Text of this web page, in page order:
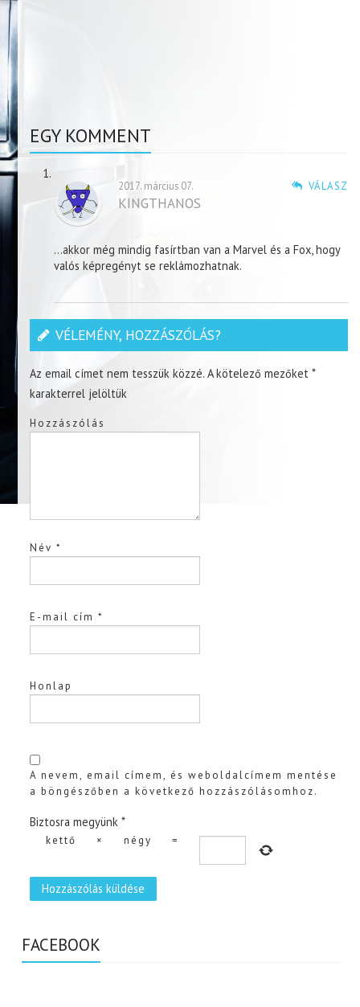
EGY KOMMENT
VÁLASZ
2017. március 07.
KINGTHANOS
…akkor még mindig fasírtban van a Marvel és a Fox, hogy
valós képregényt se reklámozhatnak.
VÉLEMÉNY, HOZZÁSZÓLÁS?
Az email címet nem tesszük közzé. A kötelező mezőket*
karakterrel jelöltük
Hozzászólás
Név*
E-mail cím*
Honlap
A nevem, email címem, és weboldalcímem mentése
a böngészőben a következő hozzászólásomhoz.
Biztosra megyünk *
kettő × négy =
FACEBOOK